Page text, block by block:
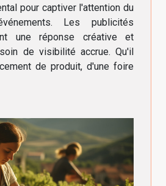
pour captiver l'attention du
Les publicités
une réponse créative et
de visibilité accrue. Qu'il
de produit, d'une foire